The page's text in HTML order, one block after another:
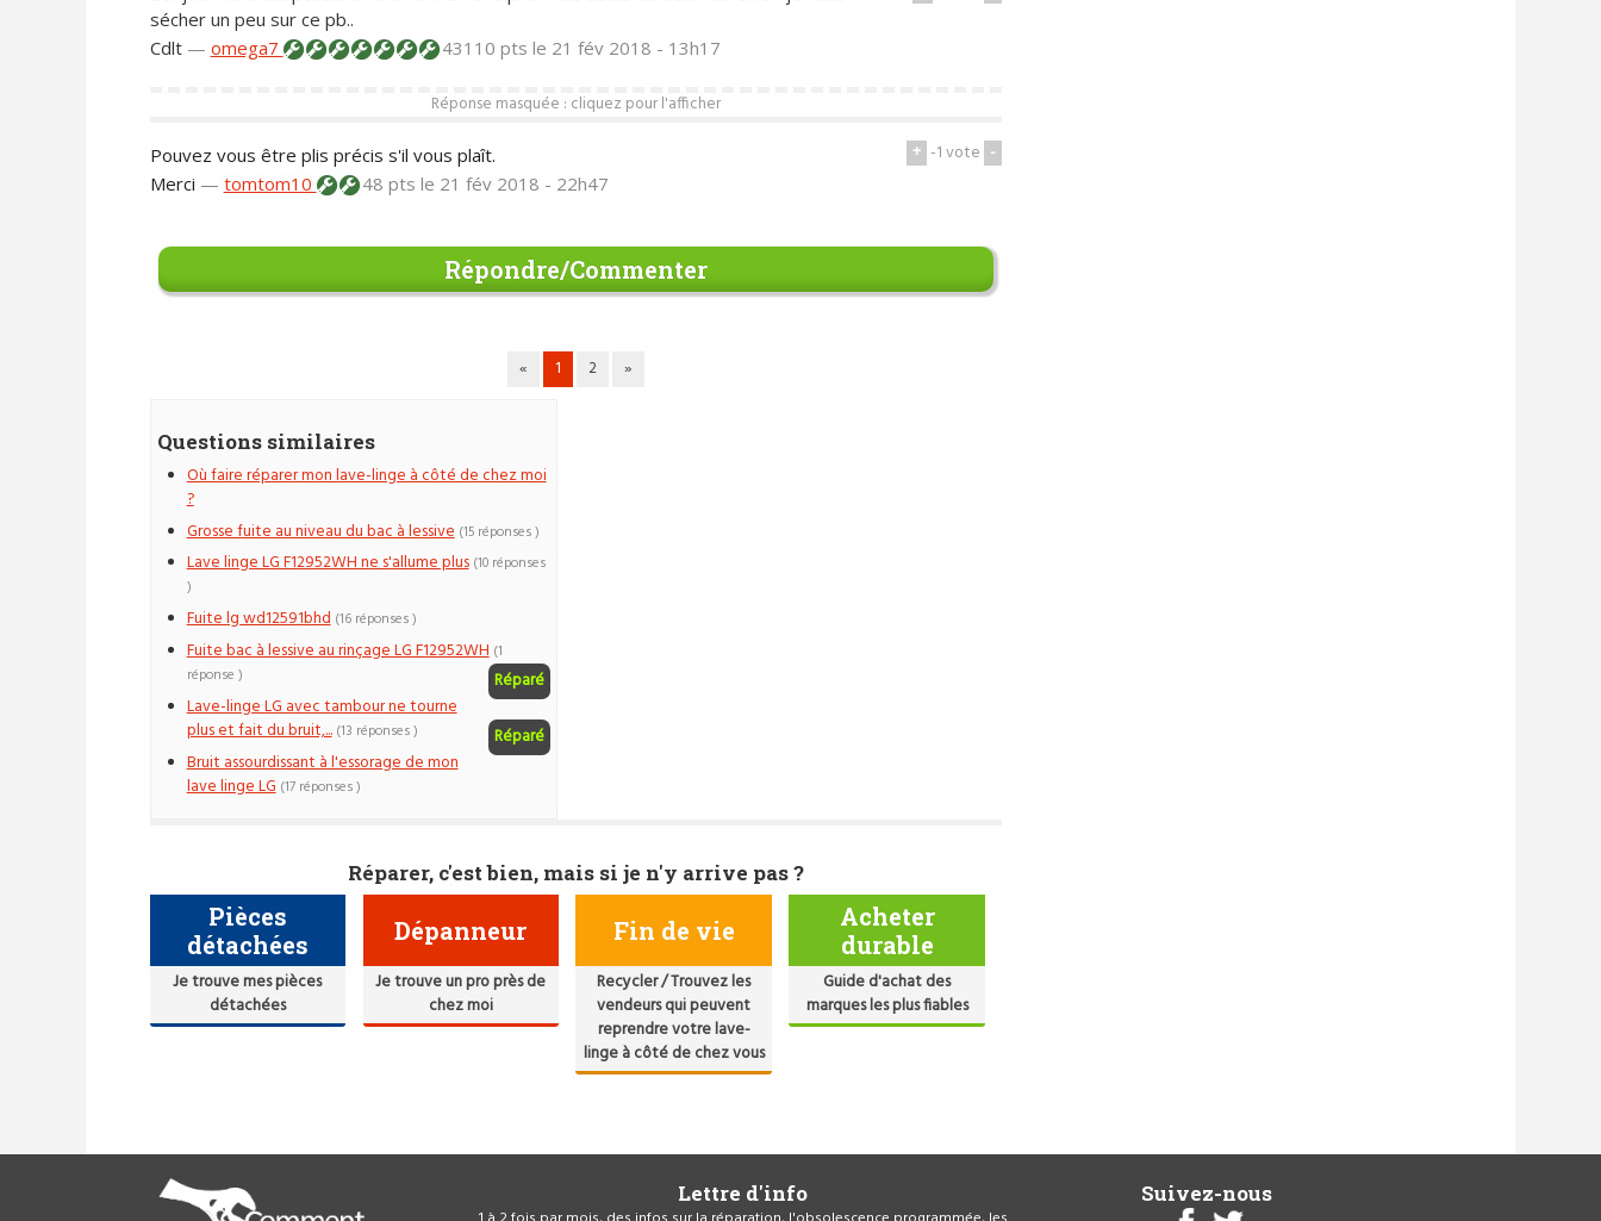
sécher un peu sur ce pb..
Cdlt — omega7 43110 pts le 21 fév 2018 - 13h17
Réponse masquée : cliquez pour l'afficher
+ -1vote -
Pouvez vous être plis précis s'il vous plaît.
Merci — tomtom10 48 pts le 21 fév 2018 - 22h47
Répondre/Commenter
« 1 2 »
Questions similaires
Où faire réparer mon lave-linge à côté de chez moi
?
Grosse fuite au niveau du bac à lessive (15 réponses )
Lave linge LG F12952WH ne s'allume plus (10 réponses
)
Fuite lg wd12591bhd (16 réponses )
Fuite bac à lessive au rinçage LG F12952WH
Réparé
(1
réponse )
Lave-linge LG avec tambour ne tourne
plus et fait du bruit,...
Réparé
(13 réponses )
Bruit assourdissant à l'essorage de mon
lave linge LG (17 réponses )
Réparer, c'est bien, mais si je n'y arrive pas ?
Pièces
détachées
Je trouve mes pièces
détachées
Dépanneur
Je trouve un pro près de
chez moi
Fin de vie
Recycler / Trouvez les
vendeurs qui peuvent
reprendre votre lave-
linge à côté de chez vous
Acheter
durable
Guide d'achat des
marques les plus fiables
Lettre d'info Suivez-nous